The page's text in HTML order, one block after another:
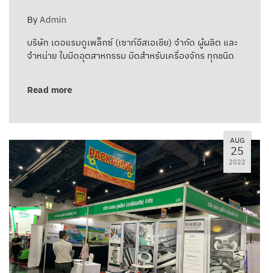
By Admin
บริษัท เดอแรมดูเพล็กซ์ (เซาท์อีสเอเชีย) จำกัด ผู้ผลิต และ
จำหน่าย ใบมีดอุตสาหกรรม มีดสำหรับเครื่องจักร ทุกชนิด
Read more
AUG
25
2022